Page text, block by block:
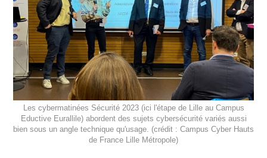
Les cybermatinées Sécurité 2023 (ici l'étape de Lille au Campus
Eductive Eurallile) abordent des sujets cybersécurité variés aussi
bien sous un angle technique qu'usage. (crédit : Campus Cyber Hauts
de France Lille Métropole)